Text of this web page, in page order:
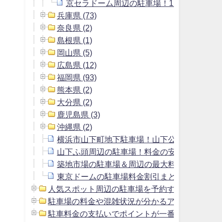
京セラドーム周辺の駐車場！1日1000円以
兵庫県 (73)
奈良県 (2)
島根県 (1)
岡山県 (5)
広島県 (12)
福岡県 (93)
熊本県 (2)
大分県 (2)
鹿児島県 (3)
沖縄県 (2)
横浜市山下町地下駐車場！山下公園駐車場よ
山下ふ頭周辺の駐車場！料金の安いおすすめ
築地市場の駐車場＆周辺の最大料金1800円以
東京ドームの駐車場料金割引まとめ＆周辺の
人気スポット周辺の駐車場を予約する方法 (2)
駐車場の料金や混雑状況が分かるアプリ (1)
駐車料金の支払いでポイントが一番貯まるクレ